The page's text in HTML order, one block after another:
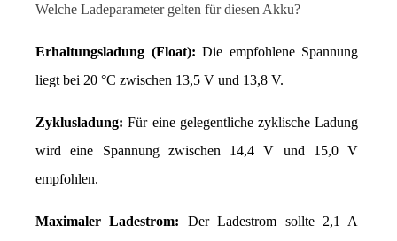
Welche Ladeparameter gelten für diesen Akku?
Erhaltungsladung (Float): Die empfohlene Spannung
liegt bei 20 °C zwischen 13,5 V und 13,8 V.
Zyklusladung: Für eine gelegentliche zyklische Ladung
wird eine Spannung zwischen 14,4 V und 15,0 V
empfohlen.
Maximaler Ladestrom: Der Ladestrom sollte 2,1 A